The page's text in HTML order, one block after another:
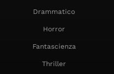
Drammatico
Horror
Fantascienza
Thriller